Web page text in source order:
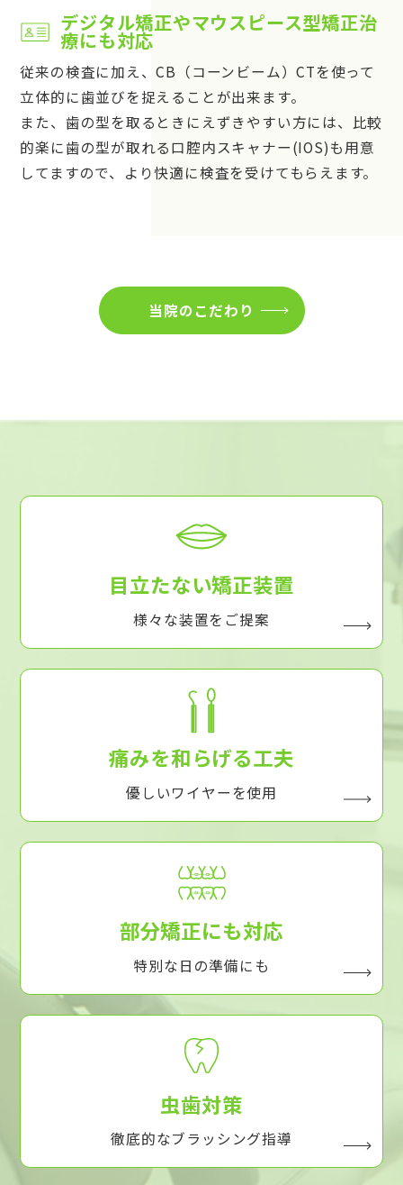
デジタル矯正やマウスピース型矯正治
療にも対応
従来の検査に加え、CB（コーンビーム）CTを使って
立体的に歯並びを捉えることが出来ます。
また、歯の型を取るときにえずきやすい方には、比較
的楽に歯の型が取れる口腔内スキャナー(IOS)も用意
してますので、より快適に検査を受けてもらえます。
当院のこだわり
目立たない矯正装置
様々な装置をご提案
痛みを和らげる工夫
優しいワイヤーを使用
部分矯正にも対応
特別な日の準備にも
虫歯対策
徹底的なブラッシング指導